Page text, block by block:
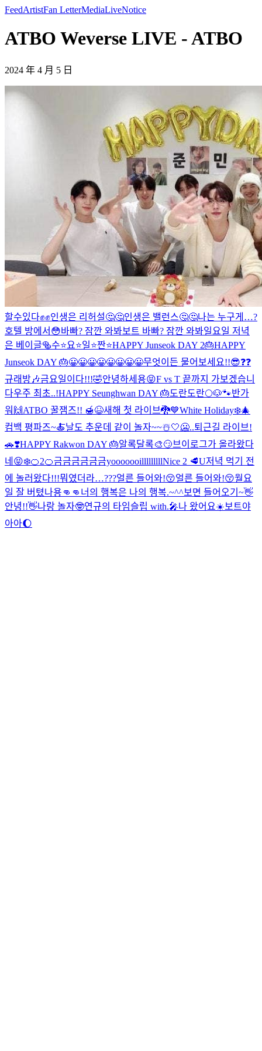
FeedArtistFan LetterMediaLiveNotice
ATBO Weverse LIVE - ATBO
2024 年 4 月 5 日
할수있다✊✊인생은 리허설🤔🤔인생은 밸런스🤔🤔나는 누구게…?
호텔 방에서😳바빠? 잠깐 와봐보트 바빠? 잠깐 와봐일요일 저녁
은 베이글🥯수⭐️요⭐️일⭐️짠⭐️HAPPY Junseok DAY 2🎂HAPPY
Junseok DAY 🎂😀😀😀😀😀😀😀😀무엇이든 물어보세요!!😎❓❓
규래방🎶금요일이다!!!🤣안녕하세용😝F vs T 끝까지 가보겠습니
다우주 최초..!HAPPY Seunghwan DAY 🎂도란도란🌕🐶🐾반가
워🙌 ATBO 꿀잼즈!! 🍯😆새해 첫 라이브🐉💙White Holiday❄️🎄
컴백 평파즈~🍝날도 추운데 같이 놀자~~☃️🤍🥶..퇴근길 라이브!
🚗❣️HAPPY Rakwon DAY 🎂알록달록🎨😏브이로그가 올라왔다
네😝❄️🍊2🍊금금금금금금yooooooilllllllllNice 2 🥩U저녁 먹기 전
에 놀러왔다!!!뭐였더라…???얼른 들어와!😚얼른 들어와!😚월요
일 잘 버텼나용👊👊 너의 행복은 나의 행복.~^^보면 들어오기~👋
안녕!!👋나랑 놀자🤓연규의 타임슬립 with.🎤나 왔어요☀️보트야
아아🌔